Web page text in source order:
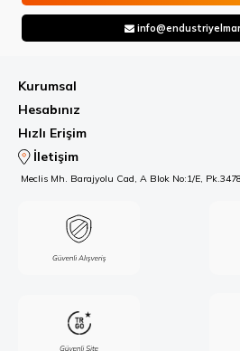
Kurumsal
Hesabınız
Hızlı Erişim
İletişim
Meclis Mh. Barajyolu Cad, A Blok No:1/E,